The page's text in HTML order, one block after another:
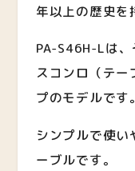
年以上の歴史を
PA-S46H-Lは
スコンロ（テー
プのモデルです。
シンプルで使い
ーブルです。